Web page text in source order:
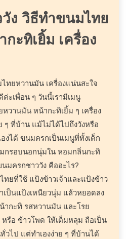
ง วิธีทำขนมไทย
ะทิเยิ้ม เครื่อง
ทยหวานมัน เครื่องแน่นสะใจ
ะเพื่อน ๆ วันนี้เรามีเมนู
วานมัน หน้ากะทิเยิ้ม ๆ เครื่อง
ๆ ที่บ้าน แม้ไม่ได้ไปถึงวังหรือ
งได้ ขนมครกเป็นเมนูที่ทั้งเด็ก
กรอบนอกนุ่มใน หอมกลิ่นกะทิ
มครกชาววัง คืออะไร?
ยที่ใช้ แป้งข้าวเจ้าและแป้งข้าว
เป็นแป้งเหนียวนุ่ม แล้วหยอดลง
ากะทิ รสหวานมัน และโรย
รือ ข้าวโพด ให้เต็มหลุม ถือเป็น
ไป แต่ทำเองง่าย ๆ ที่บ้านได้